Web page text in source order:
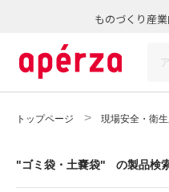
ものづくり産
トップページ 現場安全・衛
"ゴミ袋・土嚢袋" の製品検